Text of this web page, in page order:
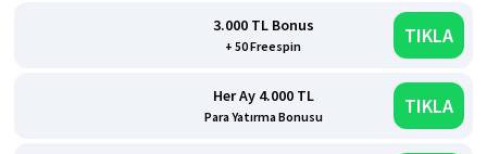
3.000 TL Bonus
+ 50 Freespin TIKLA
Her Ay 4.000 TL
Para Yatırma Bonusu TIKLA